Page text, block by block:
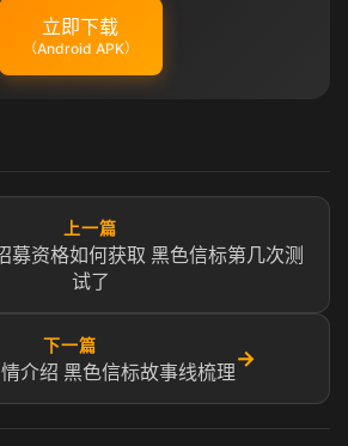
立即下载
（Android APK）
上一篇
募资格如何获取 黑色信标第几次测
试了
下一篇
介绍 黑色信标故事线梳理
→